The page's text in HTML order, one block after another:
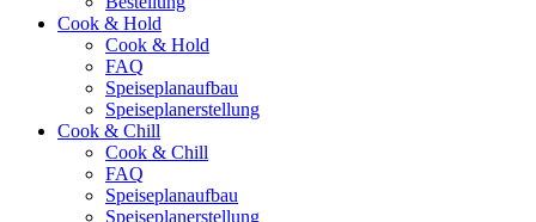
Cook & Hold
Cook & Hold
FAQ
Speiseplanaufbau
Speiseplanerstellung
Cook & Chill
Cook & Chill
FAQ
Speiseplanaufbau
Speiseplanerstellung